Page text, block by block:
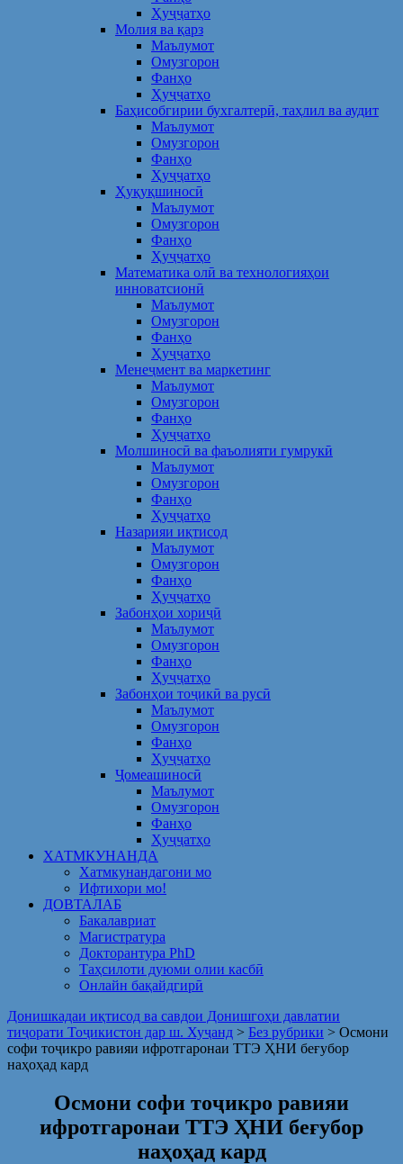
Ҳуҷҷатҳо
Молия ва қарз
Маълумот
Омузгорон
Фанҳо
Ҳуҷҷатҳо
Баҳисобгирии бухгалтерӣ, таҳлил ва аудит
Маълумот
Омузгорон
Фанҳо
Ҳуҷҷатҳо
Ҳуқуқшиносӣ
Маълумот
Омузгорон
Фанҳо
Ҳуҷҷатҳо
Математика олӣ ва технологияҳои
инноватсионӣ
Маълумот
Омузгорон
Фанҳо
Ҳуҷҷатҳо
Менеҷмент ва маркетинг
Маълумот
Омузгорон
Фанҳо
Ҳуҷҷатҳо
Молшиносӣ ва фаъолияти гумрукӣ
Маълумот
Омузгорон
Фанҳо
Ҳуҷҷатҳо
Назарияи иқтисод
Маълумот
Омузгорон
Фанҳо
Ҳуҷҷатҳо
Забонҳои хориҷӣ
Маълумот
Омузгорон
Фанҳо
Ҳуҷҷатҳо
Забонҳои тоҷикӣ ва русӣ
Маълумот
Омузгорон
Фанҳо
Ҳуҷҷатҳо
Ҷомеашиносӣ
Маълумот
Омузгорон
Фанҳо
Ҳуҷҷатҳо
ХАТМКУНАНДА
Хатмкунандагони мо
Ифтихори мо!
ДОВТАЛАБ
Бакалавриат
Магистратура
Докторантура PhD
Таҳсилоти дуюми олии касбӣ
Онлайн бақайдгирӣ
Донишкадаи иқтисод ва савдои Донишгоҳи давлатии
тиҷорати Тоҷикистон дар ш. Хуҷанд > Без рубрики > Осмони
софи тоҷикро равияи ифротгаронаи ТТЭ ҲНИ беғубор
наҳоҳад кард
Осмони софи тоҷикро равияи
ифротгаронаи ТТЭ ҲНИ беғубор
наҳоҳад кард